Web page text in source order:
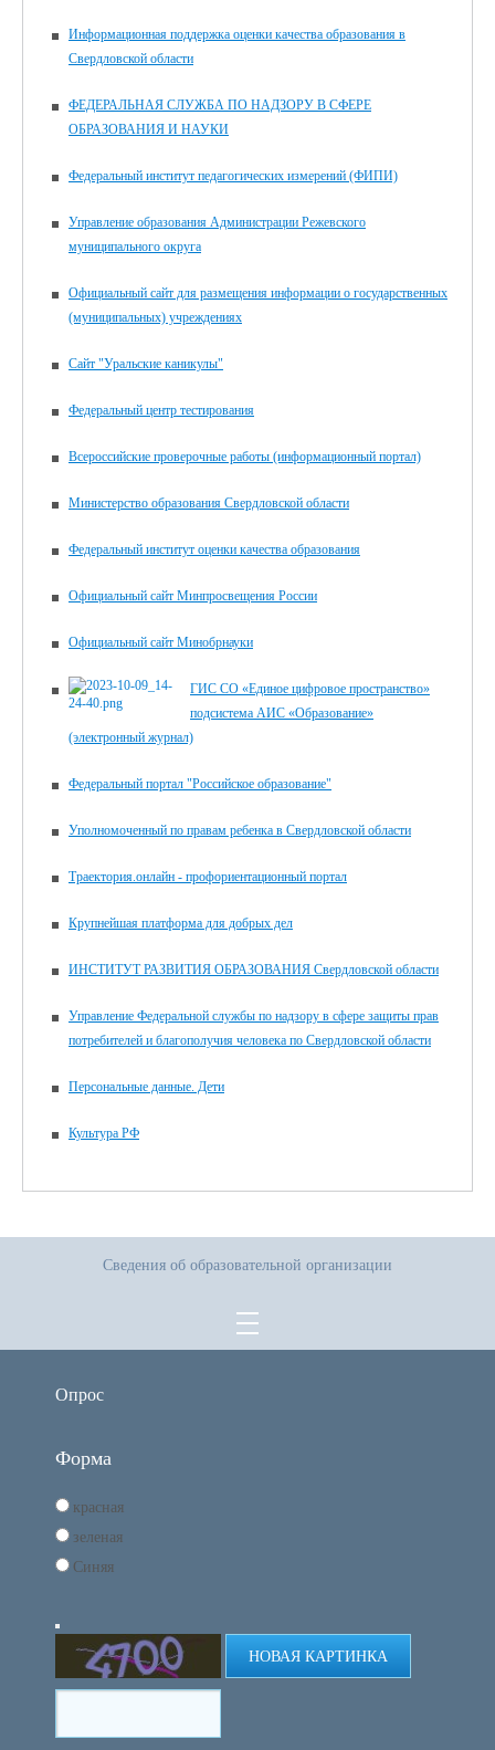
Информационная поддержка оценки качества образования в
Свердловской области
ФЕДЕРАЛЬНАЯ СЛУЖБА ПО НАДЗОРУ В СФЕРЕ
ОБРАЗОВАНИЯ И НАУКИ
Федеральный институт педагогических измерений (ФИПИ)
Управление образования Администрации Режевского
муниципального округа
Официальный сайт для размещения информации о государственных
(муниципальных) учреждениях
Сайт "Уральские каникулы"
Федеральный центр тестирования
Всероссийские проверочные работы (информационный портал)
Министерство образования Свердловской области
Федеральный институт оценки качества образования
Официальный сайт Минпросвещения России
Официальный сайт Минобрнауки
ГИС СО «Единое цифровое пространство»
подсистема АИС «Образование»
(электронный журнал)
Федеральный портал "Российское образование"
Уполномоченный по правам ребенка в Свердловской области
Траектория.онлайн - профориентационный портал
Крупнейшая платформа для добрых дел
ИНСТИТУТ РАЗВИТИЯ ОБРАЗОВАНИЯ Свердловской области
Управление Федеральной службы по надзору в сфере защиты прав
потребителей и благополучия человека по Свердловской области
Персональные данные. Дети
Культура РФ
Сведения об образовательной организации
Опрос
Форма
красная
зеленая
Синяя
НОВАЯ КАРТИНКА